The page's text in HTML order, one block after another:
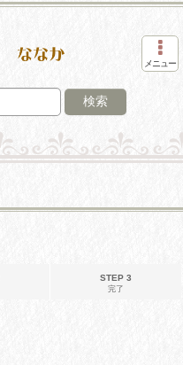
メニュー
検索
STEP 3
完了